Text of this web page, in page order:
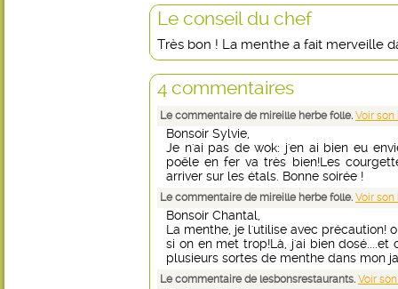
Le conseil du chef
Très bon ! La menthe a fait merveille
4 commentaires
Le commentaire de mireille herbe folle. Voir son
Bonsoir Sylvie,
Je n'ai pas de wok: j'en ai bien eu
poêle en fer va très bien!Les
arriver sur les étals. Bonne soirée !
Le commentaire de mireille herbe folle. Voir son
Bonsoir Chantal,
La menthe, je l'utilise avec précaution!
si on en met trop!Là, j'ai bien dosé....et
plusieurs sortes de menthe dans mon
Le commentaire de lesbonsrestaurants. Voir